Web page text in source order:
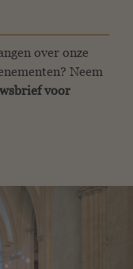
over onze
Neem
voor